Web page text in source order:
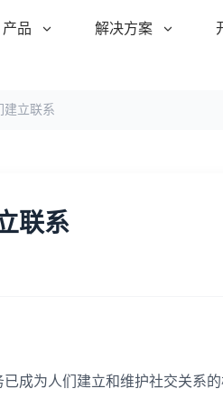
产品 解决方案
建立联系
联系
成为人们建立和维护社交关系